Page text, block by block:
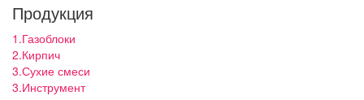
Продукция
1.Газоблоки
2.Кирпич
3.Сухие смеси
3.Инструмент